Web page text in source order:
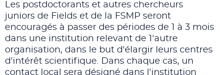
Les postdoctorants et autres chercheurs
juniors de Fields et de la FSMP seront
encouragés à passer des périodes de 1 à 3 mois
dans une institution relevant de 1'autre
organisation, dans le but d'élargir leurs centres
d'intérêt scientifique. Dans chaque cas, un
contact local sera désigné dans l'institution